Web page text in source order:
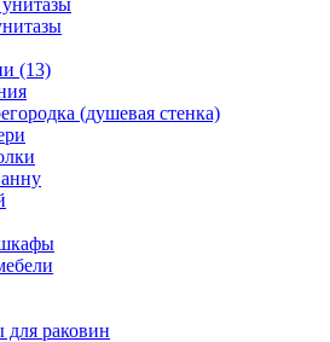
(13)
(душевая стенка)
раковин